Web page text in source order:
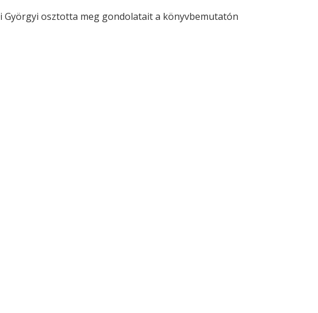
Györgyi osztotta meg gondolatait a könyvbemutatón